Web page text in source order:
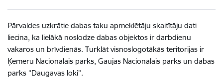
Pārvaldes uzkrātie dabas taku apmeklētāju skaitītāju dati
liecina, ka lielākā noslodze dabas objektos ir darbdienu
vakaros un brīvdienās. Turklāt visnoslogotākās teritorijas ir
Ķemeru Nacionālais parks, Gaujas Nacionālais parks un dabas
parks “Daugavas loki”.